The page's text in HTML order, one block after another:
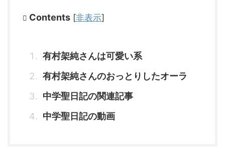
Contents [非表示]
有村架純さんは可愛い系
有村架純さんのおっとりしたオーラ
中学聖日記の関連記事
中学聖日記の動画